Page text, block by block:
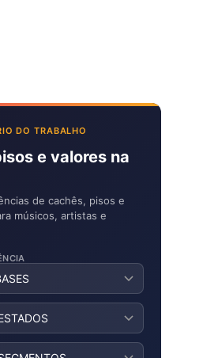
DO TRABALHO
e valores na
de cachês, pisos e
músicos, artistas e